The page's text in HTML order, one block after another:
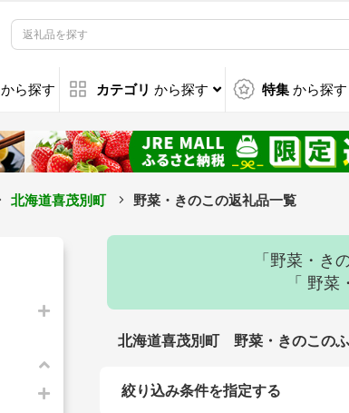
から探す カテゴリ から探す 特集 から探す
北海道喜茂別町 野菜・きのこの返礼品一覧
「野菜・き
「 野
北海道喜茂別町 野菜・きのこの
絞り込み条件を指定する